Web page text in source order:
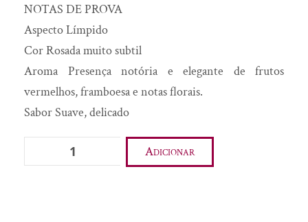
Óleo Essencial
Pão de Ló Ovar
Pão tradicional
Pastéis de Tentúgal
Pudim
NOTAS DE PROVA
Aspecto Límpido
Cor Rosada muito subtil
Aroma Presença notória e elegante de frutos
vermelhos, framboesa e notas florais.
Sabor Suave, delicado
Quantidade
de
Adicionar